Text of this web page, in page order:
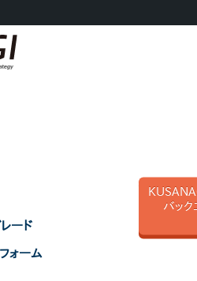
ード
ォーム
バック